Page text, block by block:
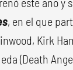
, en el que
Kirk
(Death